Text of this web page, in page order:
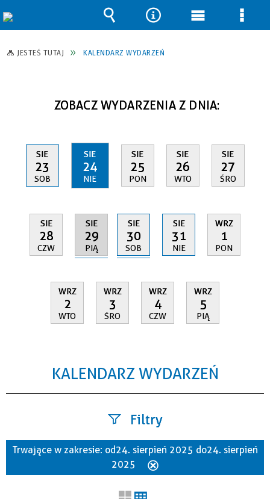
JESTEŚ TUTAJ KALENDARZ WYDARZEŃ
ZOBACZ WYDARZENIA Z DNIA:
SIE
23
SOB
SIE
24
NIE
SIE
25
PON
SIE
26
WTO
SIE
27
ŚRO
SIE
28
CZW
SIE
29
PIĄ
SIE
30
SOB
SIE
31
NIE
WRZ
1
PON
WRZ
2
WTO
WRZ
3
ŚRO
WRZ
4
CZW
WRZ
5
PIĄ
KALENDARZ WYDARZEŃ
Filtry
Szukana fraza
Trwające w zakresie: od 24. sierpień 2025 do 24. sierpień
2025
Wyszukiwarka
Narzędzia
Menu Menu